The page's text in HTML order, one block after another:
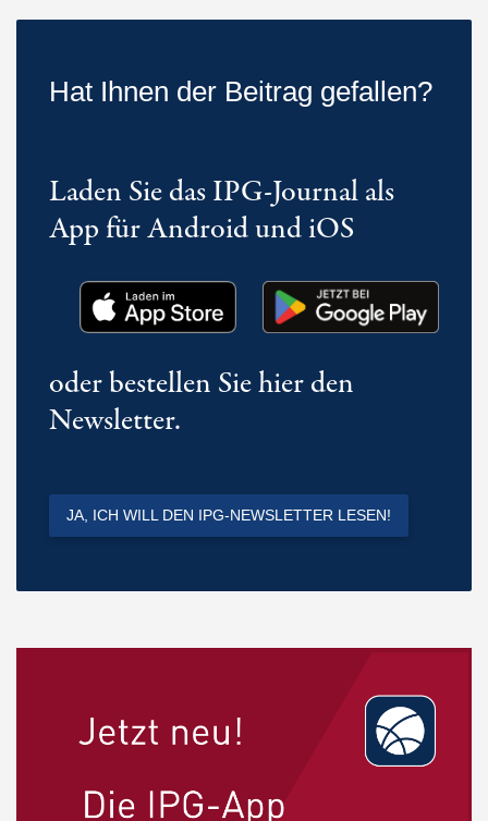
Hat Ihnen der Beitrag gefallen?
Laden Sie das IPG-Journal als
App für Android und iOS
oder bestellen Sie hier den
Newsletter.
JA, ICH WILL DEN IPG-NEWSLETTER LESEN!